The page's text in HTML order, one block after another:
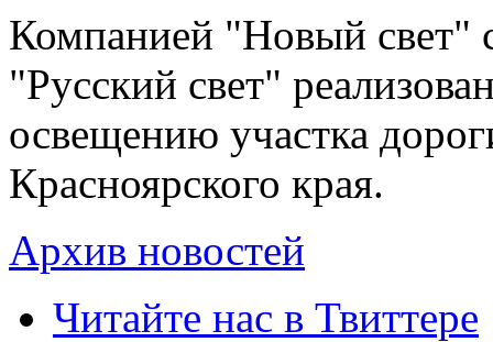
Компанией "Новый свет"
"Русский свет"
освещению участка
Красноярского края.
Архив новостей
Читайте нас в Твиттере